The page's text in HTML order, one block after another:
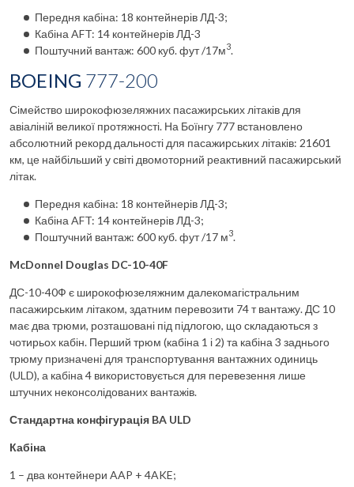
Передня кабіна: 18 контейнерів ЛД-3;
Кабіна AFT: 14 контейнерів ЛД-3
Поштучний вантаж: 600 куб. фут /17м3.
BOEING 777-200
Сімейство широкофюзеляжних пасажирських літаків для
авіаліній великої протяжності. На Боїнгу 777 встановлено
абсолютний рекорд дальності для пасажирських літаків: 21601
км, це найбільший у світі двомоторний реактивний пасажирський
літак.
Передня кабіна: 18 контейнерів ЛД-3;
Кабіна AFT: 14 контейнерів ЛД-3;
Поштучний вантаж: 600 куб. фут /17 м3.
McDonnel Douglas DC-10-40F
ДС-10-40Ф є широкофюзеляжним далекомагістральним
пасажирським літаком, здатним перевозити 74 т вантажу. ДС 10
має два трюми, розташовані під підлогою, що складаються з
чотирьох кабін. Перший трюм (кабіна 1 і 2) та кабіна 3 заднього
трюму призначені для транспортування вантажних одиниць
(ULD), а кабіна 4 використовується для перевезення лише
штучних неконсолідованих вантажів.
Стандартна конфігурація BA ULD
Кабіна
1 – два контейнери AAP + 4AKE;